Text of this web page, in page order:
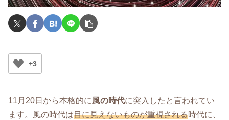
+3
11月20日から本格的に 風の時代に突入したと言われてい
ます。風の時代は目に見えないものが重視される時代に、